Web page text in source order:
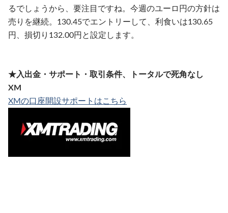
るでしょうから、要注目ですね。今週のユーロ円の方針は
売りを継続。130.45でエントリーして、利食いは130.65
円、損切り132.00円と設定します。
★入出金・サポート・取引条件、トータルで死角なし
XM
XMの口座開設サポートはこちら